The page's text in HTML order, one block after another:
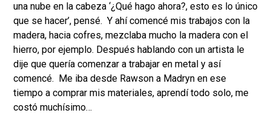
una nube en la cabeza ‘¿Qué hago ahora?, esto es lo único
que se hacer’, pensé. Y ahí comencé mis trabajos con la
madera, hacia cofres, mezclaba mucho la madera con el
hierro, por ejemplo. Después hablando con un artista le
dije que quería comenzar a trabajar en metal y así
comencé. Me iba desde Rawson a Madryn en ese
tiempo a comprar mis materiales, aprendí todo solo, me
costó muchísimo…